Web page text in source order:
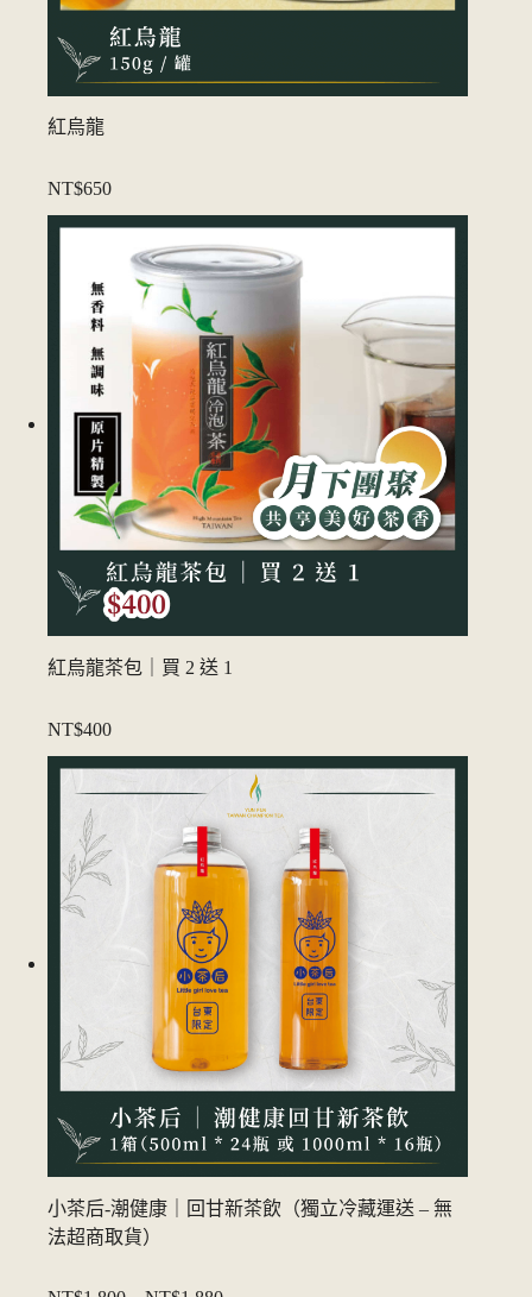
紅烏龍
NT$650
紅烏龍茶包｜買 2 送 1
NT$400
小茶后-潮健康｜回甘新茶飲（獨立冷藏運送 – 無
法超商取貨）